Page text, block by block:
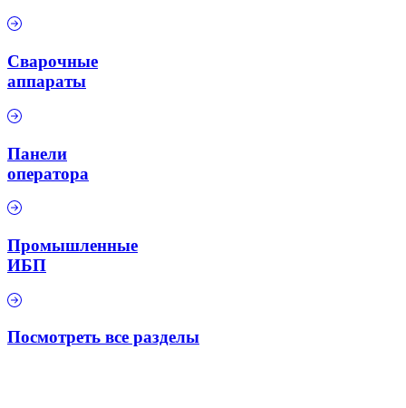
Сварочные
аппараты
Панели
оператора
Промышленные
ИБП
Посмотреть все разделы